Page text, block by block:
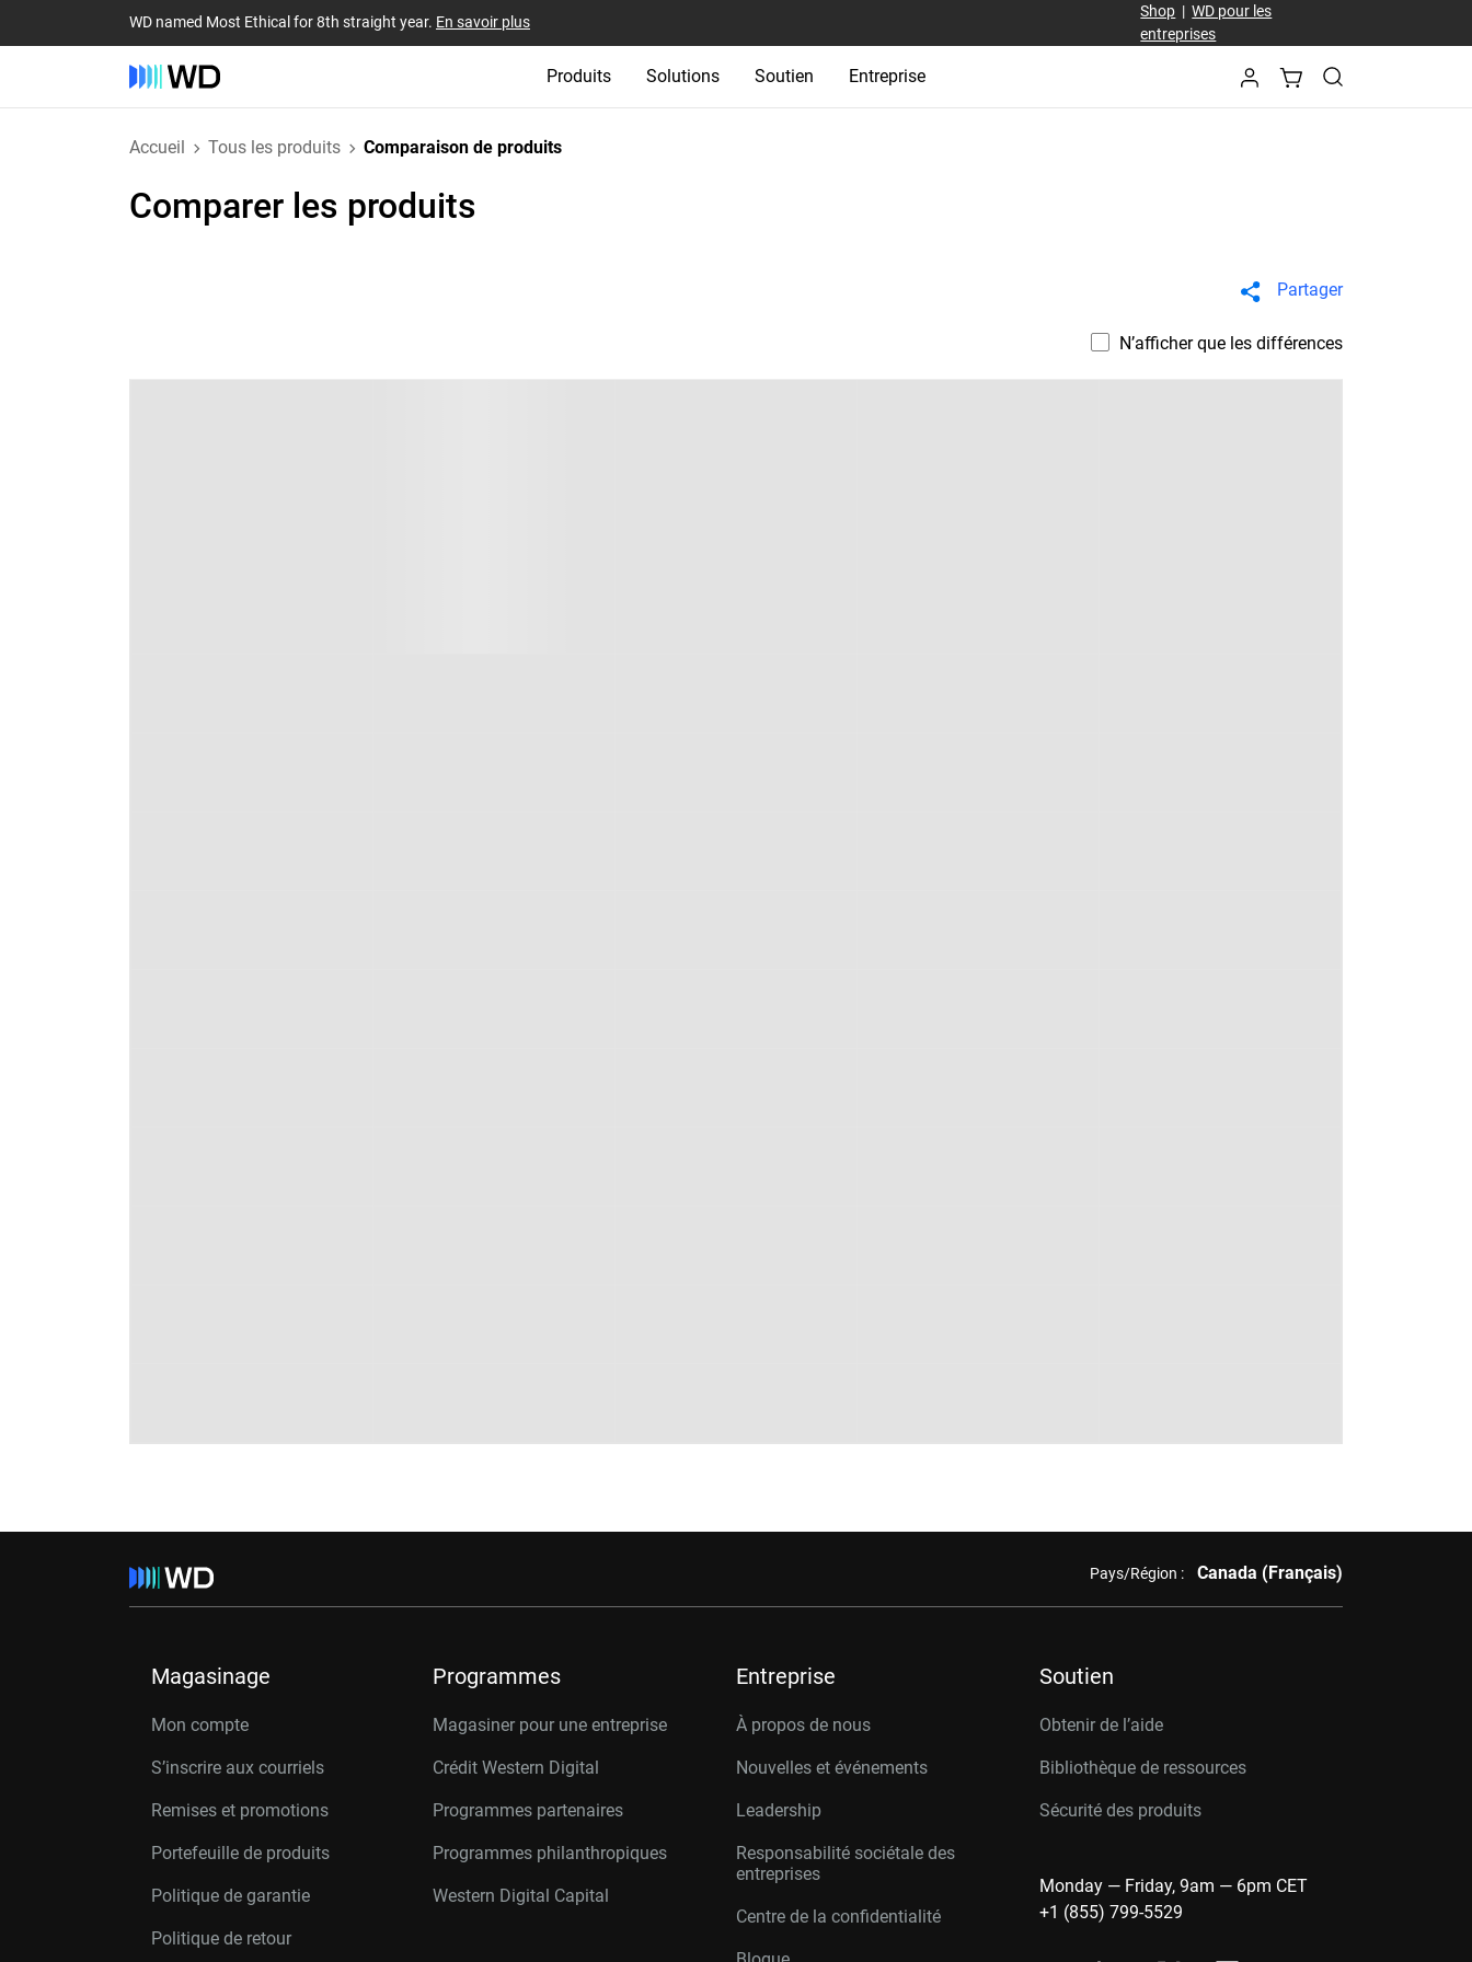
WD named Most Ethical for 8th straight year. En savoir plus
Shop |WD pour les
entreprises
Produits Solutions Soutien Entreprise
Accueil Tous les produits Comparaison de produits
Comparer les produits
Partager
N’afficher que les différences
Pays/Région : Canada (Français)
Magasinage
Mon compte
S’inscrire aux courriels
Remises et promotions
Portefeuille de produits
Politique de garantie
Politique de retour
Programmes
Magasiner pour une entreprise
Crédit Western Digital
Programmes partenaires
Programmes philanthropiques
Western Digital Capital
Entreprise
À propos de nous
Nouvelles et événements
Leadership
Responsabilité sociétale des
entreprises
Centre de la confidentialité
Soutien
Obtenir de l’aide
Bibliothèque de ressources
Sécurité des produits
Monday — Friday, 9am — 6pm CET
+1 (855) 799-5529